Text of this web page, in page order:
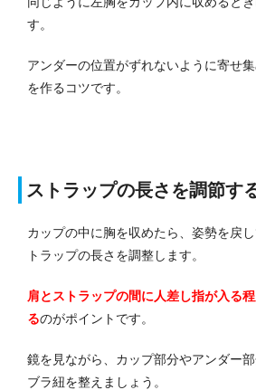
す。
アンダーの位置がずれないように寄せ
を作るコツです。
ストラップの長さを調節す
カップの中に胸を収めたら、姿勢を戻
トラップの長さを調整します。
肩とストラップの間に人差し指が入る
るのがポイントです。
鏡を見ながら、カップ部分やアンダー
ブラ紐を整えましょう。